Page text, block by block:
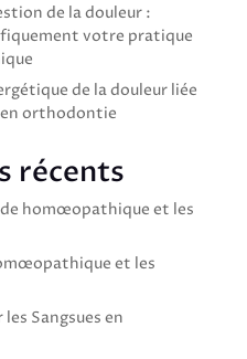
de la douleur :
votre pratique
de la douleur liée
en orthodontie
récents
homœopathique et les
et les
Sangsues en